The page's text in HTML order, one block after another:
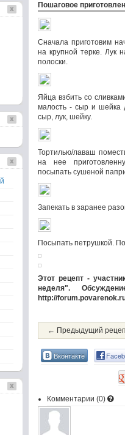
Пошаговое
Сначала приготовим
на крупной терке. Лук
полоски.
Яйца взбить со
малость - сыр и шейка
сыр, лук, шейку.
Тортилью/лаваш
на нее
посыпать сушеной
Запекать в заранее
Посыпать петрушкой.
Этот рецепт -
неделя".
http://
← Предыдущий
Вконтакте
Комментарии (0)